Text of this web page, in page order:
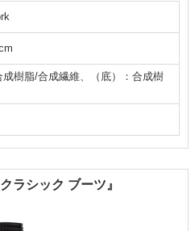
成樹脂/合成繊維、（底）：合成樹
ラシック ブーツ』